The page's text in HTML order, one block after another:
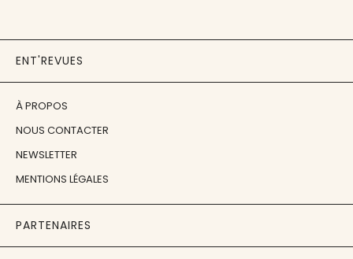
ENT'REVUES
À PROPOS
NOUS CONTACTER
NEWSLETTER
MENTIONS LÉGALES
PARTENAIRES